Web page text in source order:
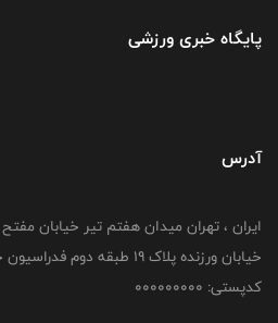
پایگاه خبری ورزشی
آدرس
ایران ، تهران میدان هفتم تیر خیابان
خیابان ورزنده پلاک ۱۹ طبقه دوم فدراسیون جودو
کدپستی: 000000000